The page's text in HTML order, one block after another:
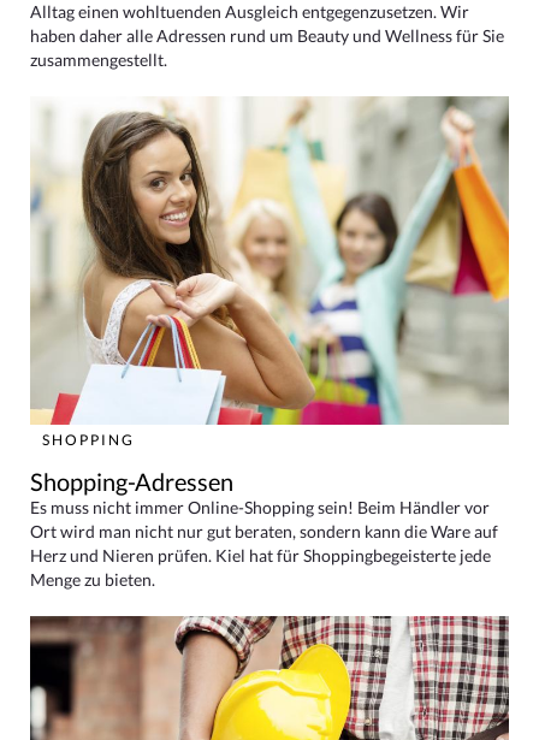
Alltag einen wohltuenden Ausgleich entgegenzusetzen. Wir
haben daher alle Adressen rund um Beauty und Wellness für Sie
zusammengestellt.
SHOPPING
Shopping-Adressen
Es muss nicht immer Online-Shopping sein! Beim Händler vor
Ort wird man nicht nur gut beraten, sondern kann die Ware auf
Herz und Nieren prüfen. Kiel hat für Shoppingbegeisterte jede
Menge zu bieten.